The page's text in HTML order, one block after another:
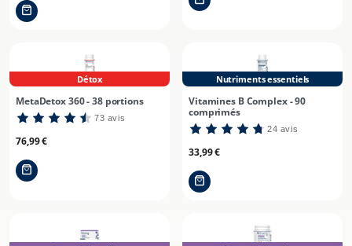
Détox
MetaDetox 360 - 38 portions
73 avis
Prix
76,99 €
Nutriments essentiels
Vitamines B Complex - 90
comprimés
24 avis
Prix
33,99 €